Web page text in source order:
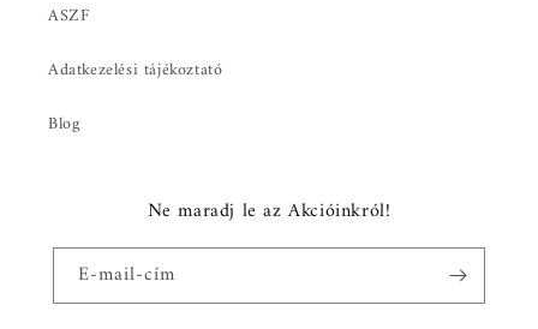
ASZF
Adatkezelési tájékoztató
Blog
Ne maradj le az Akcióinkról!
E-mail-cím